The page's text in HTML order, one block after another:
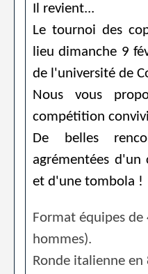
Il revient...
Le tournoi des
lieu dimanche 9
de l'université de
Nous vous
compétition
De belles
agrémentées d'un
et d'une tombola !
Format équipes de
hommes).
Ronde italienne